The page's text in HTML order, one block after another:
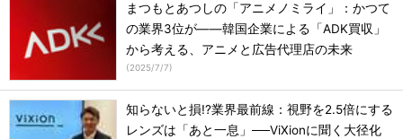
まつもとあつしの「アニメノミライ」：かつて
の業界3位が――韓国企業による「ADK買収」
から考える、アニメと広告代理店の未来
(2025/7/7)
知らないと損!?業界最前線：視野を2.5倍にする
レンズは「あと一息」──ViXionに聞く大径化